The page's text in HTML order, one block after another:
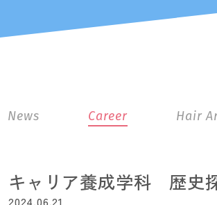
News Career Hair
キャリア養成学科 歴史
2024.06.21